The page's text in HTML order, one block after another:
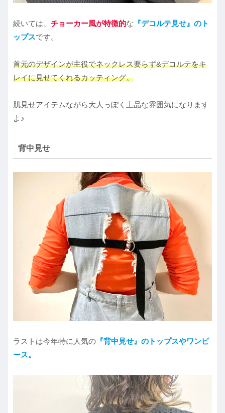
続いては、 チョーカー風が特徴的な 『デコルテ見せ』のト
ップスです。
首元のデザインが主役でネックレス要らず&デコルテをキ
レイに見せてくれるカッティング。
肌見せアイテムながら大人っぽく上品な雰囲気になります
よ♪
背中見せ
ラストは今年特に人気の 『背中見せ』のトップスやワンピ
ース。